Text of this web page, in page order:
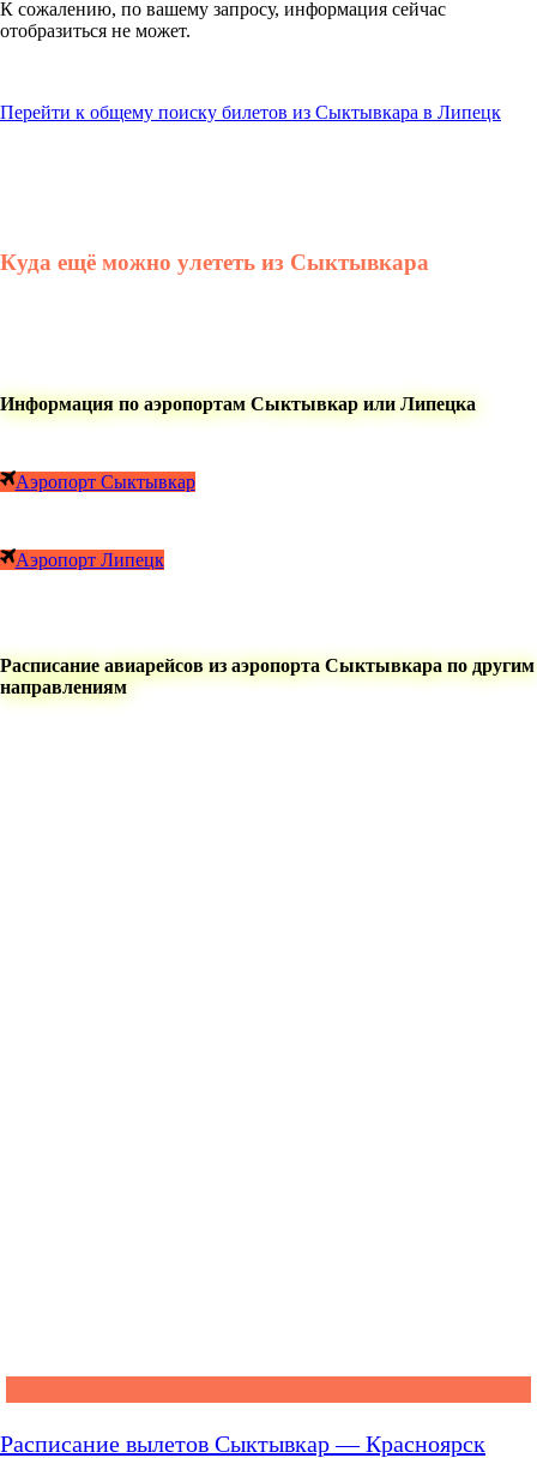
К сожалению, по вашему запросу, информация сейчас
отобразиться не может.
Перейти к общему поиску билетов из Сыктывкара в Липецк
Куда ещё можно улететь из Сыктывкара
Информация по аэропортам Сыктывкар или Липецка
Аэропорт Сыктывкар
Аэропорт Липецк
Расписание авиарейсов из аэропорта Сыктывкара по другим
направлениям
Расписание вылетов Сыктывкар — Красноярск